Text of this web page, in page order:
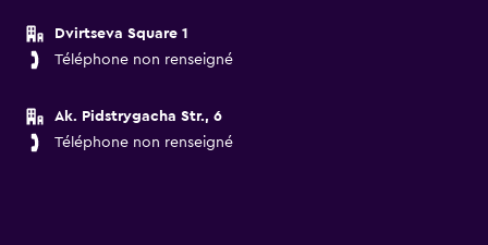
Dvirtseva Square 1
Téléphone non renseigné
Ak. Pidstrygacha Str., 6
Téléphone non renseigné